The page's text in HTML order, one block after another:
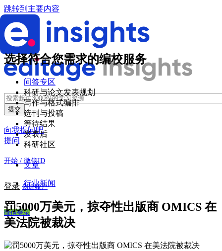
跳转到主要内容
向我提问吧
提问
开始 / 微信ID
登录 创建账户
微信登录
选择符合您需求的编校服务
问答专区
科研与论文发表规划
写作与格式编排
选刊与投稿
等待结果
发表后
科研社区
文章
行业新闻
罚5000万美元，掠夺性出版商 OMICS 在
美法院被裁决